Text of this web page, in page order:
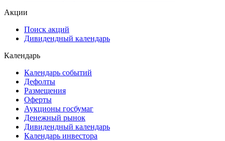
Акции
Поиск акций
Дивидендный календарь
Календарь
Календарь событий
Дефолты
Размещения
Оферты
Аукционы госбумаг
Денежный рынок
Дивидендный календарь
Календарь инвестора